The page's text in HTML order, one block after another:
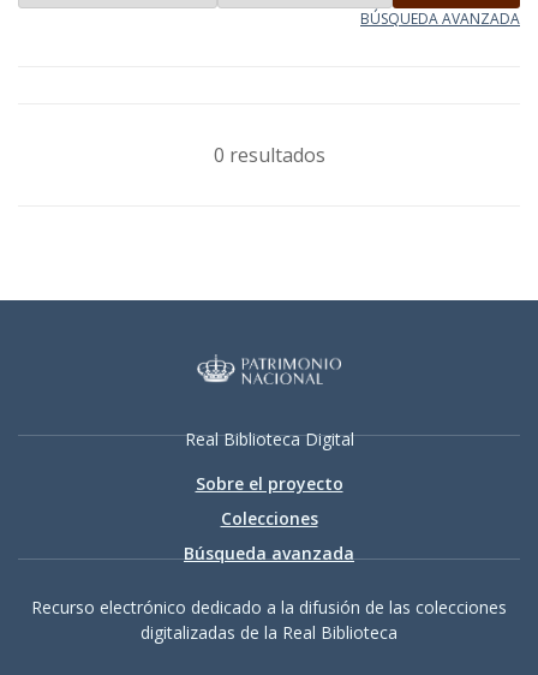
BÚSQUEDA AVANZADA
0 resultados
Real Biblioteca Digital
Sobre el proyecto
Colecciones
Búsqueda avanzada
Recurso electrónico dedicado a la difusión de las colecciones
digitalizadas de la Real Biblioteca